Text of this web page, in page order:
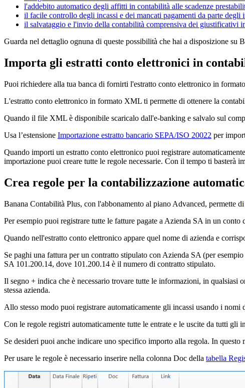
l'addebito automatico degli affitti in contabilità alle scadenze
il facile controllo degli incassi e dei mancati pagamenti da parte degli
il salvataggio e l'invio della contabilità comprensiva dei giustificativi
Guarda nel dettaglio ognuna di queste possibilità che hai a disposizione su
Importa gli estratti conto elettronici in
Puoi richiedere alla tua banca di fornirti l'estratto conto elettronico in
L'estratto conto elettronico in formato XML ti permette di ottenere la
Quando il file XML è disponibile scaricalo dall'e-banking e salvalo sul
Usa l’estensione Importazione estratto bancario SEPA/ISO 20022 per
Quando importi un estratto conto elettronico puoi registrare
importazione puoi creare tutte le regole necessarie. Con il tempo ti basterà
Crea regole per la contabilizzazione
Banana Contabilità Plus, con l'abbonamento al piano Advanced, permette di
Per esempio puoi registrare tutte le fatture pagate a Azienda SA in un
Quando nell'estratto conto elettronico appare quel nome di azienda e
Se paghi una fattura per un contratto stipulato con Azienda SA (per
SA 101.200.14, dove 101.200.14 è il numero di contratto stipulato.
Il segno + indica che è necessario trovare tutte le informazioni, in
stessa azienda.
Allo stesso modo puoi registrare automaticamente gli incassi usando i nomi
Con le regole registri automaticamente tutte le entrate e le uscite da tutti gli
Se desideri puoi anche indicare uno specifico importo alla regola. In
Per usare le regole è necessario inserire nella colonna Doc della tabella